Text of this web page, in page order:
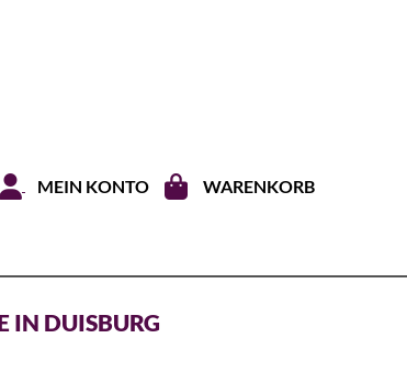
MEIN KONTO WARENKORB
IN DUISBURG